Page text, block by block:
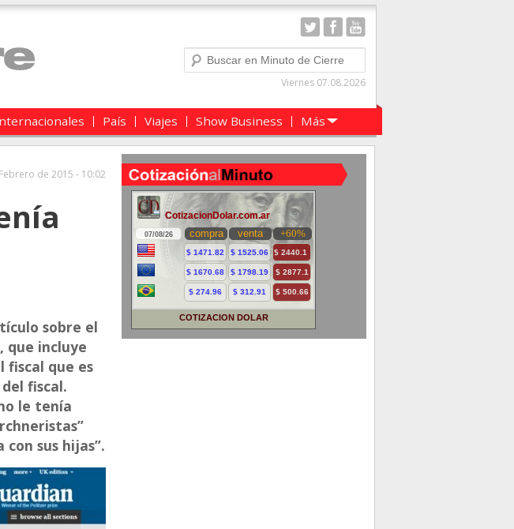
Viernes 07.08.2026
Buscar
País Viajes Show Business Más
de 2015 - 10:02
sobre el
que incluye
fiscal que es
fiscal.
le tenía
sus hijas”.
COTIZACION DOLAR